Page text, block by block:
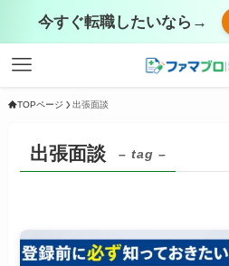
今すぐ転職したいなら→
TOPページ 出張面談
出張面談 – tag –